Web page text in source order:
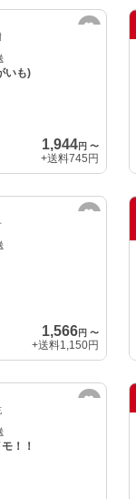
いも)
1,944円 〜
+送料745円
1,566円 〜
+送料1,150円
！！